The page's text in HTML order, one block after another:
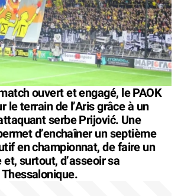
ouvert et engagé, le PAOK
le terrain de l’Aris grâce à un
serbe Prijović. Une
d’enchaîner un septième
en championnat, de faire un
surtout, d’asseoir sa